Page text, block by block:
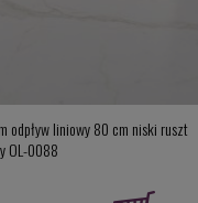
odpływ liniowy 80 cm niski ruszt
OL-0088